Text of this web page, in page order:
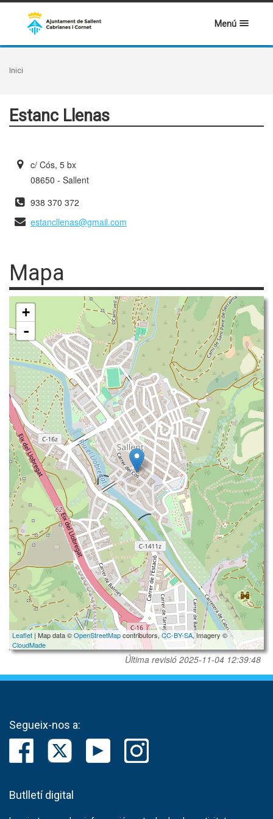
Menú
Inici
Estanc Llenas
c/ Cós, 5 bx
08650 - Sallent
938 370 372
estancllenas@gmail.com
Mapa
+
-
Leaflet | Map data ©OpenStreetMapcontributors,CC-BY-SA, Imagery ©
CloudMade
Última revisió 2025-11-04 12:39:48
Segueix-nos a:
Butlletí digital